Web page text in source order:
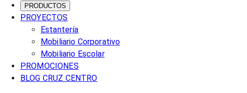
PRODUCTOS
PROYECTOS
Estantería
Mobiliario Corporativo
Mobiliario Escolar
PROMOCIONES
BLOG CRUZ CENTRO